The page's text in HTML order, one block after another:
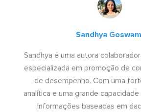
Sandhya
Sandhya é uma autora
especializada em promoção de
de desempenho. Com uma
analítica e uma grande
informações baseadas em